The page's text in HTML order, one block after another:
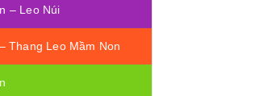
– Leo Núi
Thang Leo Mầm Non